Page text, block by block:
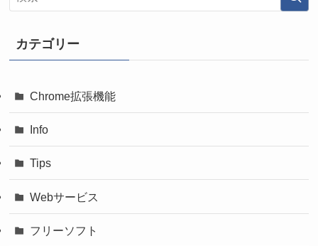
カテゴリー
Chrome拡張機能
Info
Tips
Webサービス
フリーソフト